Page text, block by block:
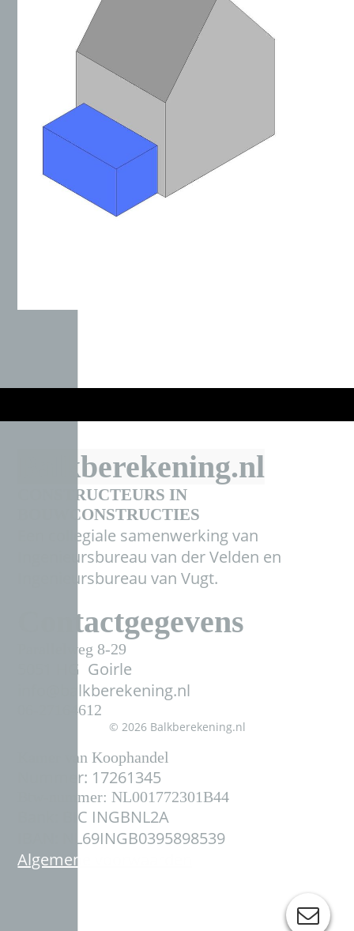
Balkberekening.nl
CONSTRUCTEURS IN
BOUWCONSTRUCTIES
Een collegiale samenwerking van
Ingenieursbureau van der Velden en
Ingenieursbureau van Vugt.
Contactgegevens
Parallelweg 8-29
5051 HG Goirle
info@balkberekening.nl
06-27164612
© 2026 Balkberekening.nl
Kamer van Koophandel
Nummer: 17261345
Btw-nummer: NL001772301B44
Bank: BIC INGBNL2A
IBAN: NL69INGB0395898539
Algemene voorwaarden